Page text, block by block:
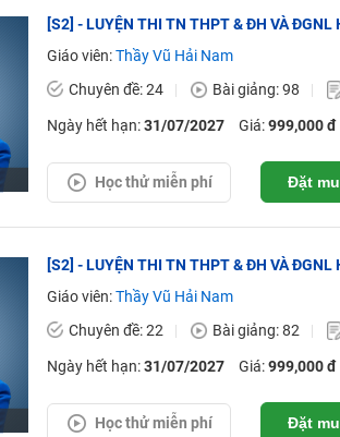
[S2] - LUYỆN THI TN THPT & ĐH VÀ
Giáo viên:Thầy Vũ Hải Nam
Chuyên đề: 24
Bài giảng: 98
Ngày hết hạn:31/07/2027 Giá:999,000 đ
Học thử miễn phí Đặt
[S2] - LUYỆN THI TN THPT & ĐH VÀ
Giáo viên:Thầy Vũ Hải Nam
Chuyên đề: 22
Bài giảng: 82
Ngày hết hạn:31/07/2027 Giá:999,000 đ
Học thử miễn phí Đặt